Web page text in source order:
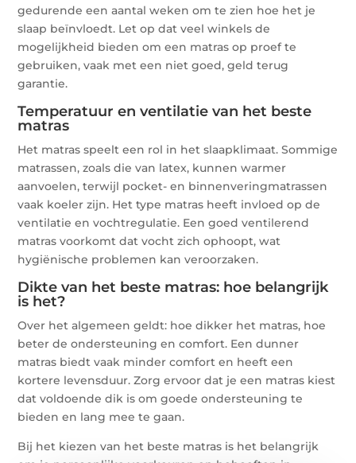
gedurende een aantal weken om te zien hoe het je
slaap beïnvloedt. Let op dat veel winkels de
mogelijkheid bieden om een matras op proef te
gebruiken, vaak met een niet goed, geld terug
garantie.
Temperatuur en ventilatie van het beste
matras
Het matras speelt een rol in het slaapklimaat. Sommige
matrassen, zoals die van latex, kunnen warmer
aanvoelen, terwijl pocket- en binnenveringmatrassen
vaak koeler zijn. Het type matras heeft invloed op de
ventilatie en vochtregulatie. Een goed ventilerend
matras voorkomt dat vocht zich ophoopt, wat
hygiënische problemen kan veroorzaken.
Dikte van het beste matras: hoe belangrijk
is het?
Over het algemeen geldt: hoe dikker het matras, hoe
beter de ondersteuning en comfort. Een dunner
matras biedt vaak minder comfort en heeft een
kortere levensduur. Zorg ervoor dat je een matras kiest
dat voldoende dik is om goede ondersteuning te
bieden en lang mee te gaan.
Bij het kiezen van het beste matras is het belangrijk